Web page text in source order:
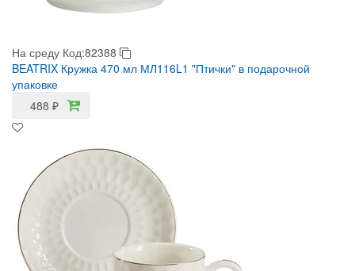
На среду Код:82388
BEATRIX Кружка 470 мл МЛ116L1 "Птички" в подарочной
упаковке
488 ₽